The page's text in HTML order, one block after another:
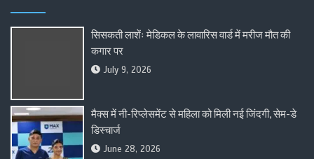
सिसकती लाशेंः मेडिकल के लावारिस वार्ड में मरीज मौत की
कगार पर
July 9, 2026
मैक्स में नी-रिप्लेसमेंट से महिला को मिली नई जिंदगी, सेम-डे
डिस्चार्ज
June 28, 2026